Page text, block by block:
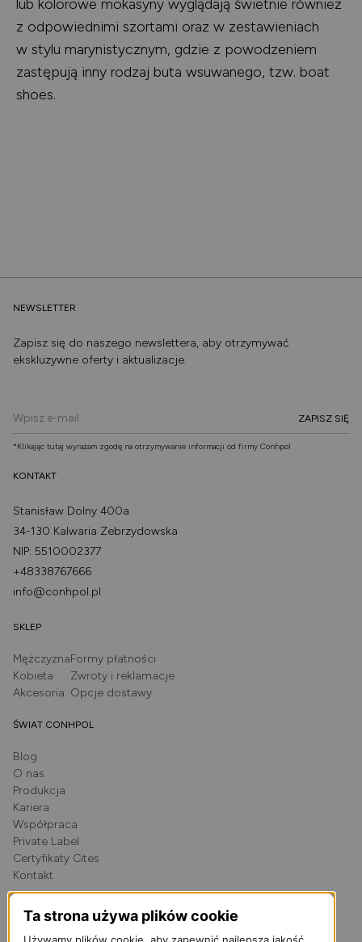
lub kolorowe mokasyny wyglądają świetnie również
z odpowiednimi szortami oraz w zestawieniach
w stylu marynistycznym, gdzie z powodzeniem
zastępują inny rodzaj buta wsuwanego, tzw. boat
shoes.
NEWSLETTER
Zapisz się do naszego newslettera, aby otrzymywać
ekskluzywne oferty i aktualizacje.
*Klikając tutaj wyrażam zgodę na otrzymywanie informacji od firmy Conhpol
KONTAKT
Stanisław Dolny 400a
34-130 Kalwaria Zebrzydowska
NIP: 5510002377
+48338767666
info@conhpol.pl
SKLEP
Mężczyzna
Kobieta
Akcesoria
Formy płatności
Zwroty i reklamacje
Opcje dostawy
ŚWIAT CONHPOL
Blog
O nas
Produkcja
Kariera
Współpraca
Private Label
Certyfikaty Cites
Kontakt
Ta strona używa plików cookie